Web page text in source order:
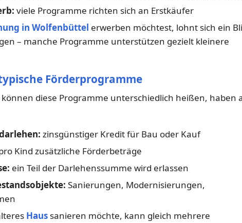
viele Programme richten sich an Erstkäufer
in Wolfenbüttel erwerben möchtest, lohnt sich ein
– manche Programme unterstützen gezielt kleinere
Förderprogramme
können diese Programme unterschiedlich heißen, haben
zinsgünstiger Kredit für Bau oder Kauf
Kind zusätzliche Förderbeträge
ein Teil der Darlehenssumme wird erlassen
Sanierungen, Modernisierungen,
Haus sanieren möchte, kann gleich mehrere